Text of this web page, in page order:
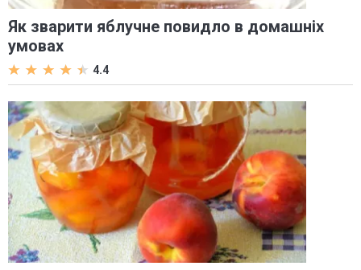
Як зварити яблучне повидло в домашніх
умовах
4.4